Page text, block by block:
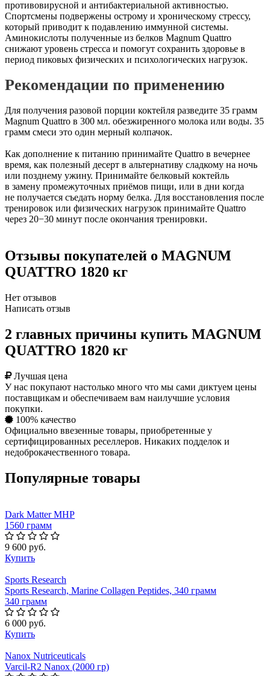
противовирусной и антибактериальной активностью.
Спортсмены подвержены острому и хроническому стрессу,
который приводит к подавлению иммунной системы.
Аминокислоты полученные из белков Magnum Quattro
снижают уровень стресса и помогут сохранить здоровье в
период пиковых физических и психологических нагрузок.
Рекомендации по применению
Для получения разовой порции коктейля разведите 35 грамм
Magnum Quattro в 300 мл. обезжиренного молока или воды. 35
грамм смеси это один мерный колпачок.
Как дополнение к питанию принимайте Quattro в вечернее
время, как полезный десерт в альтернативу сладкому на ночь
или позднему ужину. Принимайте белковый коктейль
в замену промежуточных приёмов пищи, или в дни когда
не получается съедать норму белка. Для восстановления после
тренировок или физических нагрузок принимайте Quattro
через 20−30 минут после окончания тренировки.
Отзывы покупателей о MAGNUM
QUATTRO 1820 кг
Нет отзывов
Написать отзыв
2 главных причины купить MAGNUM
QUATTRO 1820 кг
Лучшая цена
У нас покупают настолько много что мы сами диктуем цены
поставщикам и обеспечиваем вам наилучшие условия
покупки.
100% качество
Официально ввезенные товары, приобретенные у
сертифицированных реселлеров. Никаких подделок и
недоброкачественного товара.
Популярные товары
Dark Matter MHP
1560 грамм
9 600 руб.
Купить
Sports Research
Sports Research, Marine Collagen Peptides, 340 грамм
340 грамм
6 000 руб.
Купить
Nanox Nutriceuticals
Varcil-R2 Nanox (2000 гр)